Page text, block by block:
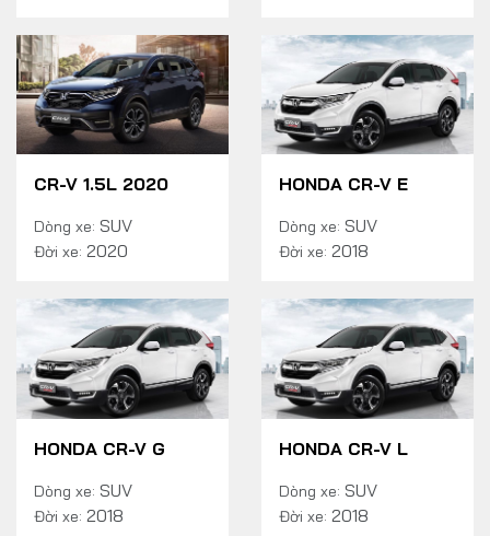
CR-V 1.5L 2020
Dòng xe: SUV
Đời xe: 2020
HONDA CR-V E
Dòng xe: SUV
Đời xe: 2018
HONDA CR-V G
Dòng xe: SUV
Đời xe: 2018
HONDA CR-V L
Dòng xe: SUV
Đời xe: 2018